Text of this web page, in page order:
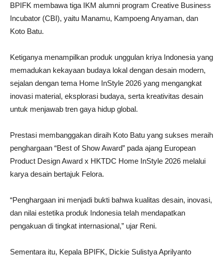
BPIFK membawa tiga IKM alumni program Creative Business
Incubator (CBI), yaitu Manamu, Kampoeng Anyaman, dan
Koto Batu.
Ketiganya menampilkan produk unggulan kriya Indonesia yang
memadukan kekayaan budaya lokal dengan desain modern,
sejalan dengan tema Home InStyle 2026 yang mengangkat
inovasi material, eksplorasi budaya, serta kreativitas desain
untuk menjawab tren gaya hidup global.
Prestasi membanggakan diraih Koto Batu yang sukses meraih
penghargaan “Best of Show Award” pada ajang European
Product Design Award x HKTDC Home InStyle 2026 melalui
karya desain bertajuk Felora.
“Penghargaan ini menjadi bukti bahwa kualitas desain, inovasi,
dan nilai estetika produk Indonesia telah mendapatkan
pengakuan di tingkat internasional,” ujar Reni.
Sementara itu, Kepala BPIFK, Dickie Sulistya Aprilyanto